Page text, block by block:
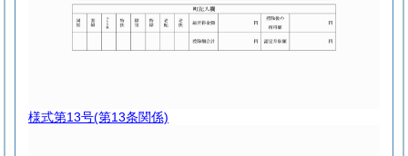
様式第13号(第13条関係)